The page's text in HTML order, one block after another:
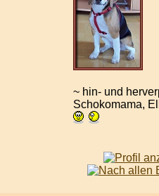
~ hin- und
Schokomama,